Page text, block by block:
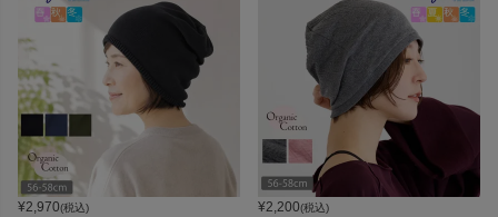
¥2,970(税込) ¥2,200(税込)